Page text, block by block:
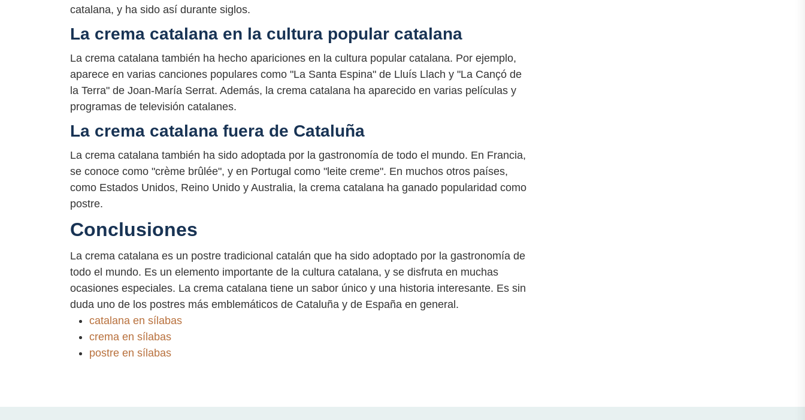
catalana, y ha sido así durante siglos.
La crema catalana en la cultura popular catalana
La crema catalana también ha hecho apariciones en la cultura popular catalana. Por ejemplo,
aparece en varias canciones populares como "La Santa Espina" de Lluís Llach y "La Cançó de
la Terra" de Joan-María Serrat. Además, la crema catalana ha aparecido en varias películas y
programas de televisión catalanes.
La crema catalana fuera de Cataluña
La crema catalana también ha sido adoptada por la gastronomía de todo el mundo. En Francia,
se conoce como "crème brûlée", y en Portugal como "leite creme". En muchos otros países,
como Estados Unidos, Reino Unido y Australia, la crema catalana ha ganado popularidad como
postre.
Conclusiones
La crema catalana es un postre tradicional catalán que ha sido adoptado por la gastronomía de
todo el mundo. Es un elemento importante de la cultura catalana, y se disfruta en muchas
ocasiones especiales. La crema catalana tiene un sabor único y una historia interesante. Es sin
duda uno de los postres más emblemáticos de Cataluña y de España en general.
catalana en sílabas
crema en sílabas
postre en sílabas